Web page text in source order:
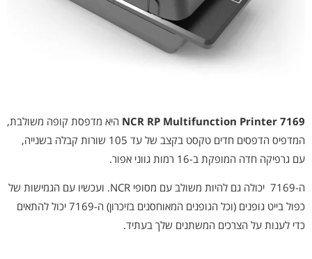
NCR RP Multifunction Printer 7169
היא מדפסת קופה משולבת,
ה
מדפיס הדפסים חדים טקסט בקצב של עד 105 שורות קבלה בשנייה,
עם גרפיקה חדה המופקת ב-16 רמות גווני אפור.
ה-7169 יכולה גם להיות משולב עם מסופי NCR. ועכשיו עם הגמישות של
כפול בייט גופנים (וכל הגופנים המאוחסנים בזיכרון) ה-7169 יכול להתאים
כדי לענות על הצרכים המשתנים שלך בעתיד.